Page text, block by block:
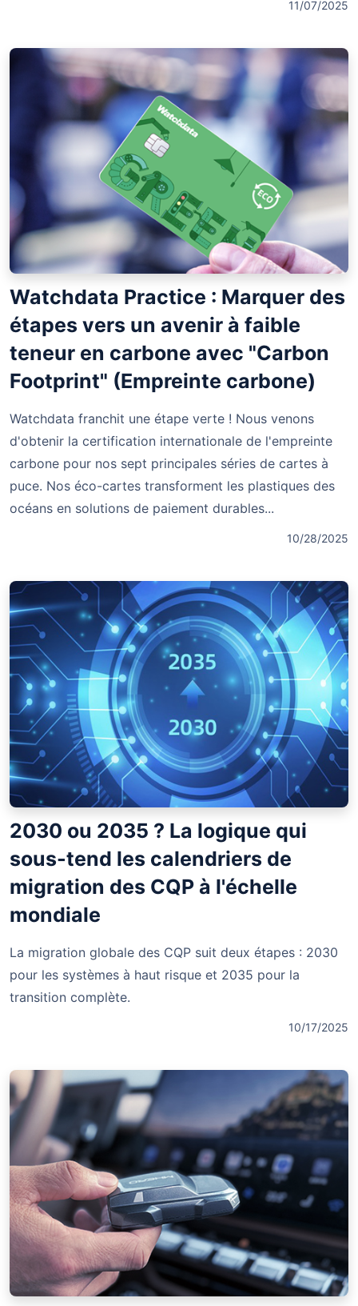
11/07/2025
Watchdata Practice : Marquer des
étapes vers un avenir à faible
teneur en carbone avec "Carbon
Footprint" (Empreinte carbone)
Watchdata franchit une étape verte ! Nous venons
d'obtenir la certification internationale de l'empreinte
carbone pour nos sept principales séries de cartes à
puce. Nos éco-cartes transforment les plastiques des
océans en solutions de paiement durables...
10/28/2025
2030 ou 2035 ? La logique qui
sous-tend les calendriers de
migration des CQP à l'échelle
mondiale
La migration globale des CQP suit deux étapes : 2030
pour les systèmes à haut risque et 2035 pour la
transition complète.
10/17/2025